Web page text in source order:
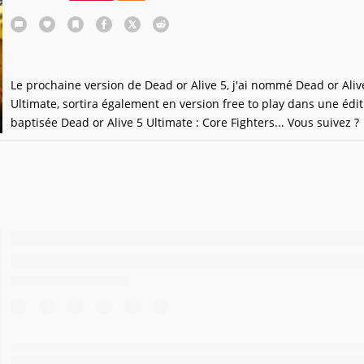
Le prochaine version de Dead or Alive 5, j'ai nommé Dead or
Ultimate, sortira également en version free to play dans une
baptisée Dead or Alive 5 Ultimate : Core Fighters... Vous suivez ?